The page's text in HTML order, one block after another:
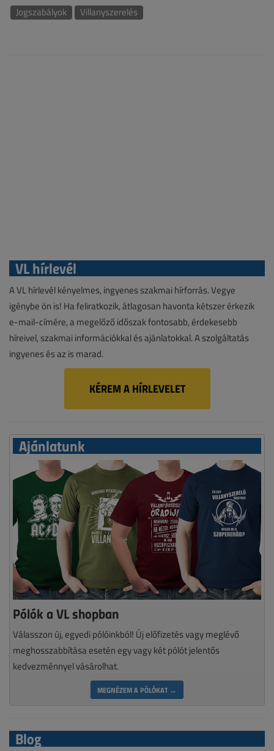
Jogszabályok Villanyszerelés
VL hírlevél
A VL hírlevél kényelmes, ingyenes szakmai hírforrás. Vegye
igénybe ön is! Ha feliratkozik, átlagosan havonta kétszer érkezik
e-mail-címére, a megelőző időszak fontosabb, érdekesebb
híreivel, szakmai információkkal és ajánlatokkal. A szolgáltatás
ingyenes és az is marad.
KÉREM A HÍRLEVELET
Ajánlatunk
Pólók a VL shopban
Válasszon új, egyedi pólóinkból! Új előfizetés vagy meglévő
meghosszabbítása esetén egy vagy két pólót jelentős
kedvezménnyel vásárolhat.
MEGNÉZEM A PÓLÓKAT →
Blog